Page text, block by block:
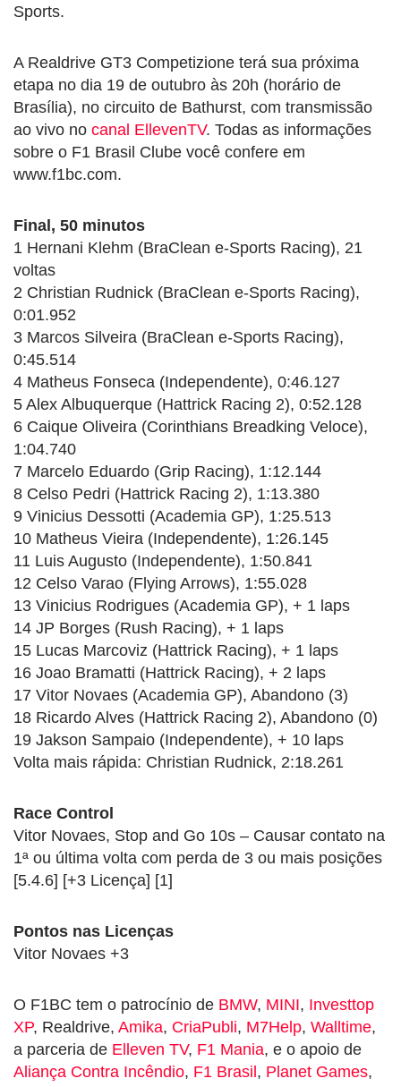
Sports.
A Realdrive GT3 Competizione terá sua próxima
etapa no dia 19 de outubro às 20h (horário de
Brasília), no circuito de Bathurst, com transmissão
ao vivo no canal EllevenTV. Todas as informações
sobre o F1 Brasil Clube você confere em
www.f1bc.com.
Final, 50 minutos
1 Hernani Klehm (BraClean e-Sports Racing), 21
voltas
2 Christian Rudnick (BraClean e-Sports Racing),
0:01.952
3 Marcos Silveira (BraClean e-Sports Racing),
0:45.514
4 Matheus Fonseca (Independente), 0:46.127
5 Alex Albuquerque (Hattrick Racing 2), 0:52.128
6 Caique Oliveira (Corinthians Breadking Veloce),
1:04.740
7 Marcelo Eduardo (Grip Racing), 1:12.144
8 Celso Pedri (Hattrick Racing 2), 1:13.380
9 Vinicius Dessotti (Academia GP), 1:25.513
10 Matheus Vieira (Independente), 1:26.145
11 Luis Augusto (Independente), 1:50.841
12 Celso Varao (Flying Arrows), 1:55.028
13 Vinicius Rodrigues (Academia GP), + 1 laps
14 JP Borges (Rush Racing), + 1 laps
15 Lucas Marcoviz (Hattrick Racing), + 1 laps
16 Joao Bramatti (Hattrick Racing), + 2 laps
17 Vitor Novaes (Academia GP), Abandono (3)
18 Ricardo Alves (Hattrick Racing 2), Abandono (0)
19 Jakson Sampaio (Independente), + 10 laps
Volta mais rápida: Christian Rudnick, 2:18.261
Race Control
Vitor Novaes, Stop and Go 10s – Causar contato na
1ª ou última volta com perda de 3 ou mais posições
[5.4.6] [+3 Licença] [1]
Pontos nas Licenças
Vitor Novaes +3
O F1BC tem o patrocínio de BMW, MINI, Investtop
XP, Realdrive, Amika, CriaPubli, M7Help, Walltime,
a parceria de Elleven TV, F1 Mania, e o apoio de
Aliança Contra Incêndio, F1 Brasil, Planet Games,